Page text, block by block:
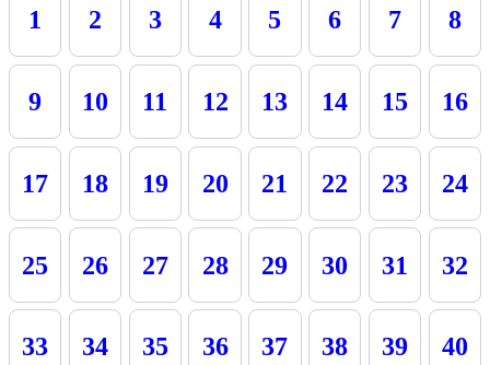
1 2 3 4 5 6 7 8
9 10 11 12 13 14 15 16
17 18 19 20 21 22 23 24
25 26 27 28 29 30 31 32
33 34 35 36 37 38 39 40